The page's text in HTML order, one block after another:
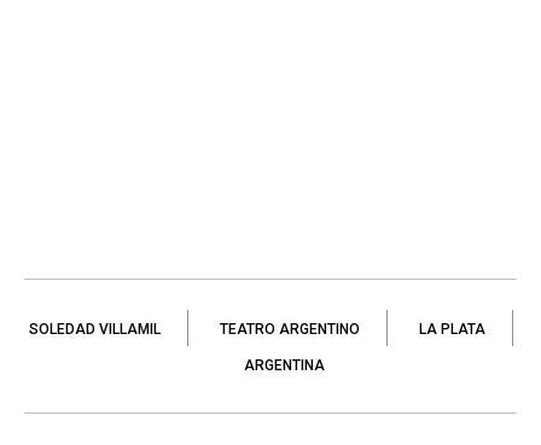
SOLEDAD VILLAMIL TEATRO ARGENTINO LA PLATA
ARGENTINA